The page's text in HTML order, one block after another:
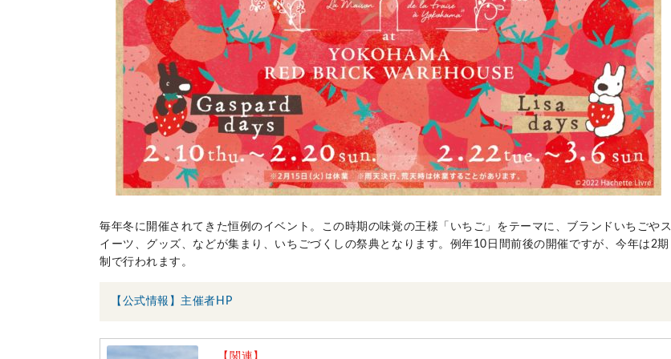
毎年冬に開催されてきた恒例のイベント。この時期の味覚の王様「いちご」をテーマに、ブランドいちごやス
イーツ、グッズ、などが集まり、いちごづくしの祭典となります。例年10日間前後の開催ですが、今年は2期
制で行われます。
【公式情報】主催者HP
【関連】